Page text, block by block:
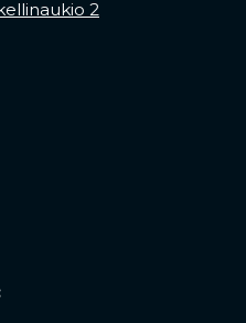
2
tab)
in a new tab)